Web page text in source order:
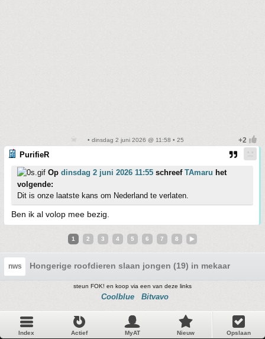
• dinsdag 2 juni 2026 @ 11:58 • 25
PurifieR
Op dinsdag 2 juni 2026 11:55 schreef TAmaru het
volgende:
Dit is onze laatste kans om Nederland te verlaten.
Ben ik al volop mee bezig.
1 2 3 4 5 6 7 8
nws Hongerige roofdieren slaan jongen (19) in mekaar
steun FOK! en koop via een van deze links
Coolblue Bitvavo
Index Actief MyAT Nieuw Opslaan